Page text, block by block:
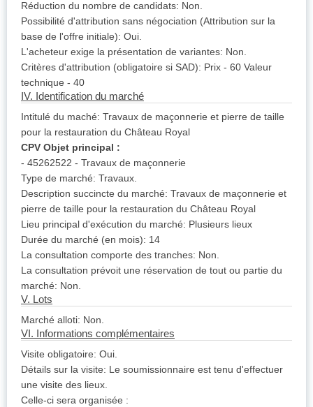
Réduction du nombre de candidats: Non.
Possibilité d'attribution sans négociation (Attribution sur la
base de l'offre initiale): Oui.
L'acheteur exige la présentation de variantes: Non.
Critères d'attribution (obligatoire si SAD): Prix - 60 Valeur
technique - 40
IV. Identification du marché
Intitulé du maché: Travaux de maçonnerie et pierre de taille
pour la restauration du Château Royal
CPV Objet principal :
- 45262522 - Travaux de maçonnerie
Type de marché: Travaux.
Description succincte du marché: Travaux de maçonnerie et
pierre de taille pour la restauration du Château Royal
Lieu principal d'exécution du marché: Plusieurs lieux
Durée du marché (en mois): 14
La consultation comporte des tranches: Non.
La consultation prévoit une réservation de tout ou partie du
marché: Non.
V. Lots
Marché alloti: Non.
VI. Informations complémentaires
Visite obligatoire: Oui.
Détails sur la visite: Le soumissionnaire est tenu d'effectuer
une visite des lieux.
Celle-ci sera organisée :